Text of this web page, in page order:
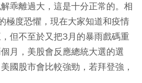
乖離過大，這是十分正常的。相
極度恐懼，現在大家知道和疫情
但不至於又把3月的暴雨戲碼重
月，美股會反應總統大選的選
國股市會比較強勁，若拜登強，